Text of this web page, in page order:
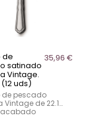
de
satinado
Vintage.
uds)
35,96 €
de pescado
Vintage de 22.1